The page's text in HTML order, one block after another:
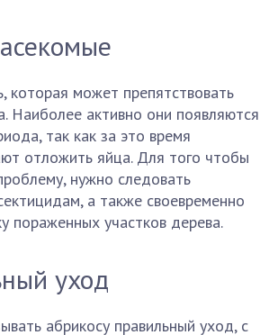
которая может препятствовать
Наиболее активно они появляются
так как за это время
отложить яйца. Для того чтобы
нужно следовать
а также своевременно
пораженных участков дерева.
уход
абрикосу правильный уход, с